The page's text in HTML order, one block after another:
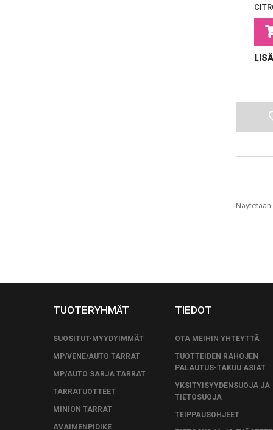
TUOTERYHMÄT
SUOSITUT-MYYDYIMMÄT
MP/VENE/AUTO TARRAT
MP/AUTO SARJA TARRAT
TARRATUOTTEET
MINION TARRAT
AVAIMENPIDIKE
TIEDOT
OTA MEIHIN YHTEYTTÄ
TUOTTEIDEN RAHOJEN
PALAUTUS-TAKUU ASIAT
YKSITYISYYDENSUOJA JA
TIETOSUOJA
TEIPPAUSOHJEET